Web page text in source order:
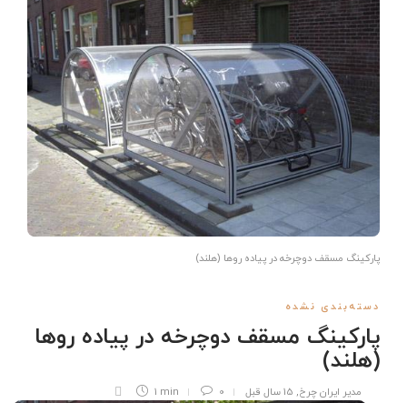
پارکینگ مسقف دوچرخه در پیاده روها (هلند)
دسته‌بندی نشده
پارکینگ مسقف دوچرخه در پیاده روها
(هلند)
مدیر ایران چرخ, 15 سال قبل 0
1 min